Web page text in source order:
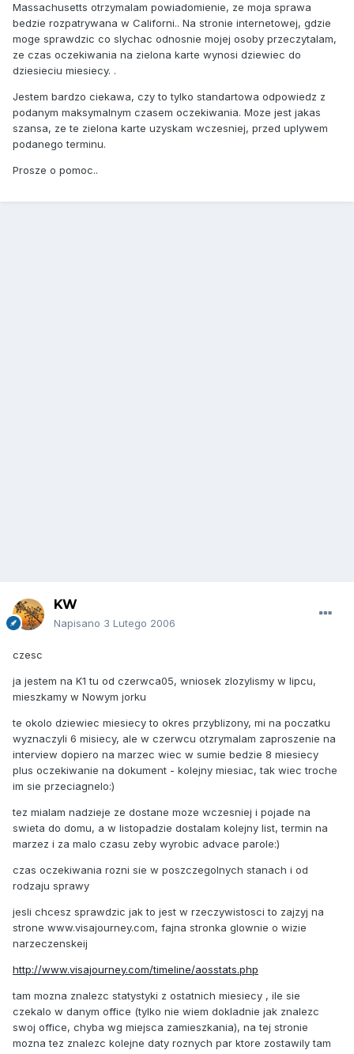
Massachusetts otrzymalam powiadomienie, ze moja sprawa
bedzie rozpatrywana w Californi.. Na stronie internetowej, gdzie
moge sprawdzic co slychac odnosnie mojej osoby przeczytalam,
ze czas oczekiwania na zielona karte wynosi dziewiec do
dziesieciu miesiecy. .
Jestem bardzo ciekawa, czy to tylko standartowa odpowiedz z
podanym maksymalnym czasem oczekiwania. Moze jest jakas
szansa, ze te zielona karte uzyskam wczesniej, przed uplywem
podanego terminu.
Prosze o pomoc..
KW
Napisano 3 Lutego 2006
czesc
ja jestem na K1 tu od czerwca05, wniosek zlozylismy w lipcu,
mieszkamy w Nowym jorku
te okolo dziewiec miesiecy to okres przyblizony, mi na poczatku
wyznaczyli 6 misiecy, ale w czerwcu otzrymalam zaproszenie na
interview dopiero na marzec wiec w sumie bedzie 8 miesiecy
plus oczekiwanie na dokument - kolejny miesiac, tak wiec troche
im sie przeciagnelo:)
tez mialam nadzieje ze dostane moze wczesniej i pojade na
swieta do domu, a w listopadzie dostalam kolejny list, termin na
marzez i za malo czasu zeby wyrobic advace parole:)
czas oczekiwania rozni sie w poszczegolnych stanach i od
rodzaju sprawy
jesli chcesz sprawdzic jak to jest w rzeczywistosci to zajzyj na
strone www.visajourney.com, fajna stronka glownie o wizie
narzeczenskeij
http://www.visajourney.com/timeline/aosstats.php
tam mozna znalezc statystyki z ostatnich miesiecy , ile sie
czekalo w danym office (tylko nie wiem dokladnie jak znalezc
swoj office, chyba wg miejsca zamieszkania), na tej stronie
mozna tez znalezc kolejne daty roznych par ktore zostawily tam